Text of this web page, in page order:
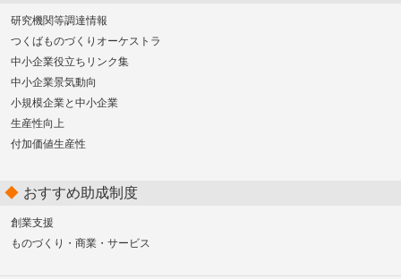
研究機関等調達情報
つくばものづくりオーケストラ
中小企業役立ちリンク集
中小企業景気動向
小規模企業と中小企業
生産性向上
付加価値生産性
おすすめ助成制度
創業支援
ものづくり・商業・サービス